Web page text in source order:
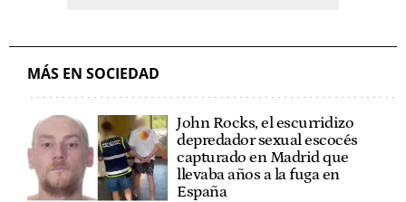
MÁS EN SOCIEDAD
John Rocks, el escurridizo
depredador sexual escocés
capturado en Madrid que
llevaba años a la fuga en
España